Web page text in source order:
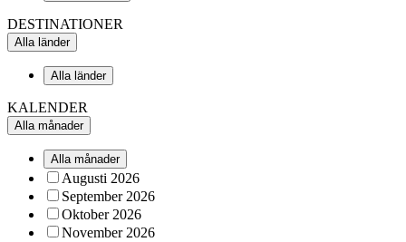
DESTINATIONER
Alla länder
Alla länder
KALENDER
Alla månader
Alla månader
Augusti 2026
September 2026
Oktober 2026
November 2026